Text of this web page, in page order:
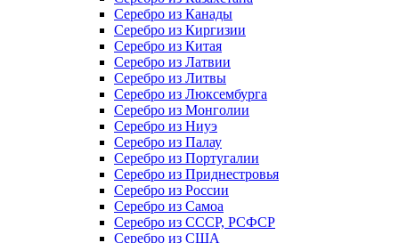
Серебро из Канады
Серебро из Киргизии
Серебро из Китая
Серебро из Латвии
Серебро из Литвы
Серебро из Люксембурга
Серебро из Монголии
Серебро из Ниуэ
Серебро из Палау
Серебро из Португалии
Серебро из Приднестровья
Серебро из России
Серебро из Самоа
Серебро из СССР, РСФСР
Серебро из США